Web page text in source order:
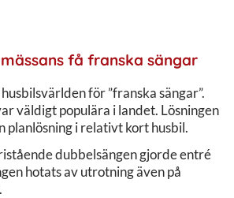
få franska sängar
för ”franska sängar”.
väldigt populära i landet. Lösningen
planlösning i relativt kort husbil.
dubbelsängen gjorde entré
hotats av utrotning även på